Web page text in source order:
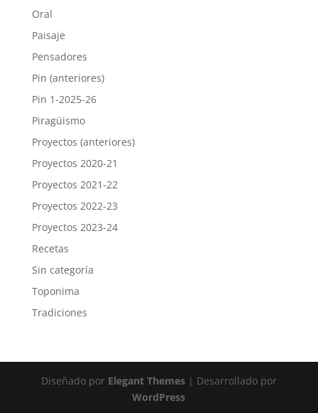
Oral
Paisaje
Pensadores
Pin (anteriores)
Pin 1-2025-26
Piragüismo
Proyectos (anteriores)
Proyectos 2020-21
Proyectos 2021-22
Proyectos 2022-23
Proyectos 2023-24
Recetas
Sin categoría
Toponima
Tradiciones
Diseñado por Elegant Themes| Desarrollado por
WordPress